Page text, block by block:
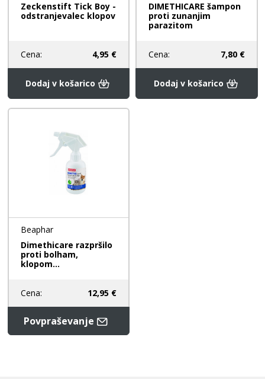
Zeckenstift Tick Boy -
odstranjevalec klopov
Cena: 4,95 €
Dodaj v košarico
DIMETHICARE šampon
proti zunanjim
parazitom
Cena: 7,80 €
Dodaj v košarico
Beaphar
Dimethicare razpršilo
proti bolham,
klopom...
Cena: 12,95 €
Povpraševanje